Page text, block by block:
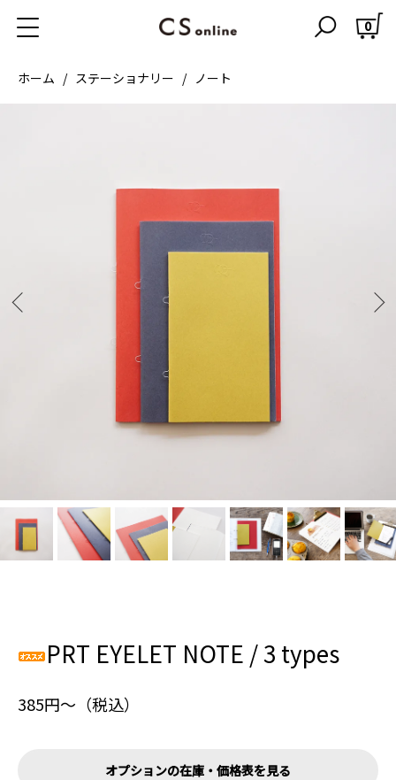
0
ホーム ステーショナリー ノート
PRT EYELET NOTE / 3 types
385円〜（税込）
オプションの在庫・価格表を見る